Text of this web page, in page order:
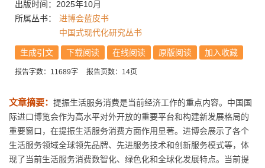
出版时间：2025年10月
所属丛书：
进博会蓝皮书
中国式现代化研究丛书
生成引文 下载阅读 在线阅读 原版阅读 加入收藏
报告字数：11689字 报告页数：14页
文章摘要： 提振生活服务消费是当前经济工作的重点内容。中国国
际进口博览会作为高水平对外开放的重要平台和构建新发展格局的
重要窗口，在提振生活服务消费方面作用显著。进博会展示了各个
生活服务领域全球领先品牌、先进服务技术和创新服务模式等，体
现了当前生活服务消费数智化、绿色化和全球化发展特点。当前提